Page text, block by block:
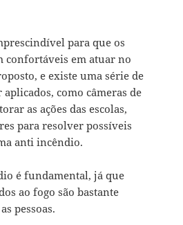
para que os
confortáveis em atuar no
e existe uma série de
como câmeras de
as ações das escolas,
para resolver possíveis
anti incêndio.
é fundamental, já que
ao fogo são bastante
pessoas.